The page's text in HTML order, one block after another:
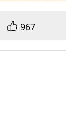
967